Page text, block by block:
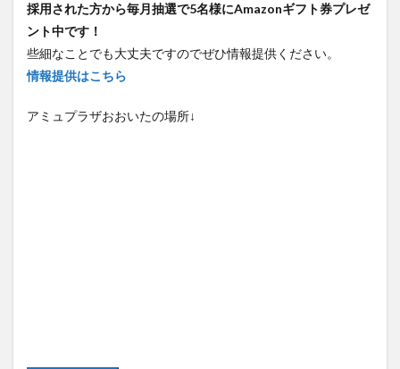
採用された方から毎月抽選で5名様にAmazonギフト券プレゼ
ント中です！
些細なことでも大丈夫ですのでぜひ情報提供ください。
情報提供はこちら
アミュプラザおおいたの場所↓